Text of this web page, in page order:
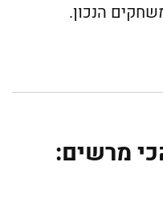
הנכון.
מרשים: